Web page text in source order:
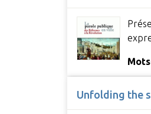
Unfolding the